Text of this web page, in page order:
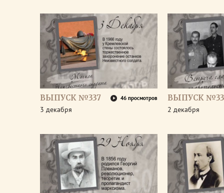
ВЫПУСК №337 46 просмотров
3 декабря
ВЫПУСК
2 декабря